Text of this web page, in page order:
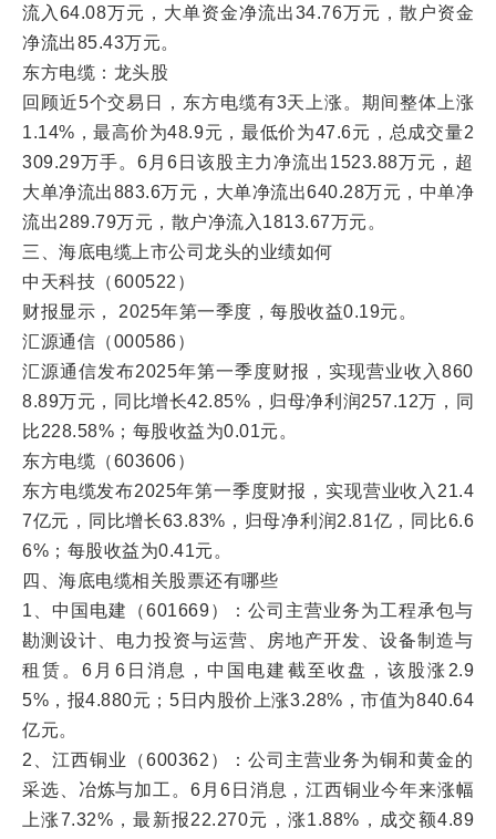
流入64.08万元，大单资金净流出34.76万元，散户资金
净流出85.43万元。
东方电缆：龙头股
回顾近5个交易日，东方电缆有3天上涨。期间整体上涨
1.14%，最高价为48.9元，最低价为47.6元，总成交量2
309.29万手。6月6日该股主力净流出1523.88万元，超
大单净流出883.6万元，大单净流出640.28万元，中单净
流出289.79万元，散户净流入1813.67万元。
三、海底电缆上市公司龙头的业绩如何
中天科技（600522）
财报显示， 2025年第一季度，每股收益0.19元。
汇源通信（000586）
汇源通信发布2025年第一季度财报，实现营业收入860
8.89万元，同比增长42.85%，归母净利润257.12万，同
比228.58%；每股收益为0.01元。
东方电缆（603606）
东方电缆发布2025年第一季度财报，实现营业收入21.4
7亿元，同比增长63.83%，归母净利润2.81亿，同比6.6
6%；每股收益为0.41元。
四、海底电缆相关股票还有哪些
1、中国电建（601669）：公司主营业务为工程承包与
勘测设计、电力投资与运营、房地产开发、设备制造与
租赁。6月6日消息，中国电建截至收盘，该股涨2.9
5%，报4.880元；5日内股价上涨3.28%，市值为840.64
亿元。
2、江西铜业（600362）：公司主营业务为铜和黄金的
采选、冶炼与加工。6月6日消息，江西铜业今年来涨幅
上涨7.32%，最新报22.270元，涨1.88%，成交额4.89